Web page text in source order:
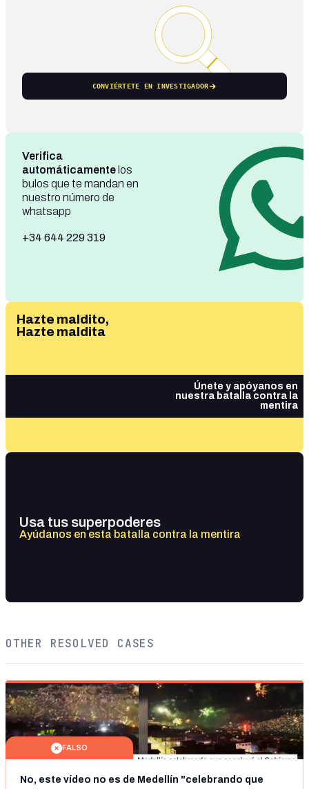
CONVIÉRTETE EN INVESTIGADOR
Verifica
automáticamente los
bulos que te mandan en
nuestro número de
whatsapp
+34 644 229 319
Hazte maldito,
Hazte maldita
Únete y apóyanos en
nuestra batalla contra la
mentira
Usa tus superpoderes
Ayúdanos en esta batalla contra la mentira
OTHER RESOLVED CASES
FALSO
No, este vídeo no es de Medellín "celebrando que